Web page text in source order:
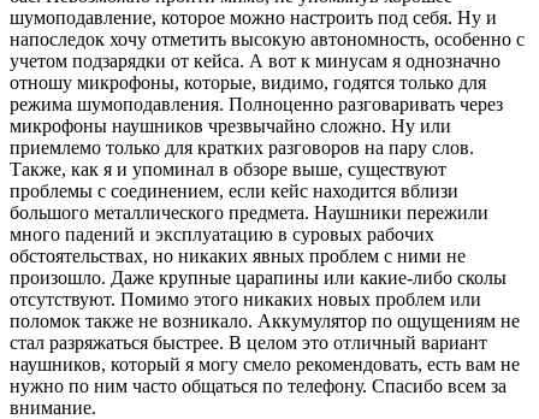
шумоподавление, которое можно настроить под себя. Ну и
напоследок хочу отметить высокую автономность, особенно с
учетом подзарядки от кейса. А вот к минусам я однозначно
отношу микрофоны, которые, видимо, годятся только для
режима шумоподавления. Полноценно разговаривать через
микрофоны наушников чрезвычайно сложно. Ну или
приемлемо только для кратких разговоров на пару слов.
Также, как я и упоминал в обзоре выше, существуют
проблемы с соединением, если кейс находится вблизи
большого металлического предмета. Наушники пережили
много падений и эксплуатацию в суровых рабочих
обстоятельствах, но никаких явных проблем с ними не
произошло. Даже крупные царапины или какие-либо сколы
отсутствуют. Помимо этого никаких новых проблем или
поломок также не возникало. Аккумулятор по ощущениям не
стал разряжаться быстрее. В целом это отличный вариант
наушников, который я могу смело рекомендовать, есть вам не
нужно по ним часто общаться по телефону. Спасибо всем за
внимание.